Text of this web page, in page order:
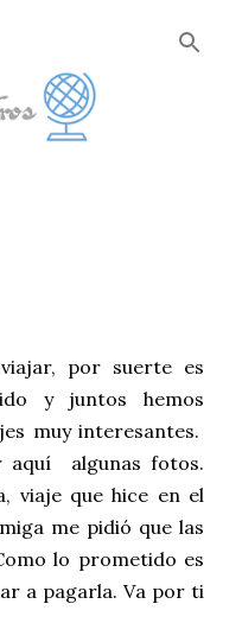
por suerte es
y juntos hemos
muy interesantes.
aquí algunas fotos.
viaje que hice en el
me pidió que las
lo prometido es
a pagarla. Va por ti